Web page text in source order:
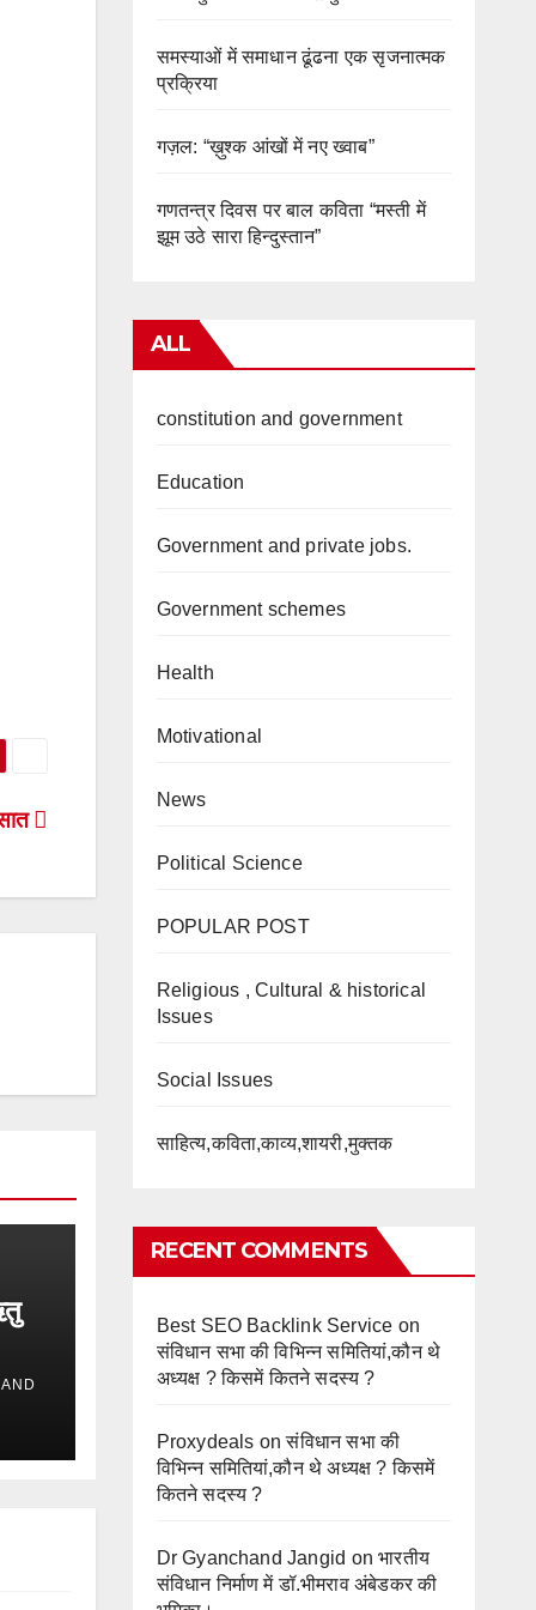
समस्याओं में समाधान ढूंढना एक सृजनात्मक
प्रक्रिया
गज़ल: “ख़ुश्क आंखों में नए ख्वाब”
गणतन्त्र दिवस पर बाल कविता “मस्ती में
झूम उठे सारा हिन्दुस्तान”
ALL
constitution and government
Education
Government and private jobs.
Government schemes
Health
Motivational
News
Political Science
POPULAR POST
Religious , Cultural & historical
Issues
Social Issues
साहित्य,कविता,काव्य,शायरी,मुक्तक
RECENT COMMENTS
Best SEO Backlink Service on
संविधान सभा की विभिन्न समितियां,कौन थे
अध्यक्ष ? किसमें कितने सदस्य ?
Proxydeals onसंविधान सभा की
विभिन्न समितियां,कौन थे अध्यक्ष ? किसमें
कितने सदस्य ?
Dr Gyanchand Jangid onभारतीय
संविधान निर्माण में डॉ.भीमराव अंबेडकर की